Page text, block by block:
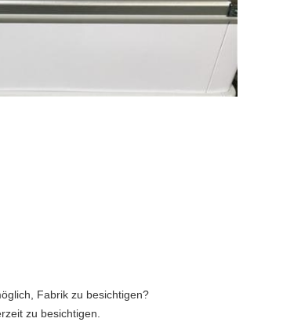
Fabrik zu besichtigen?
zu besichtigen.